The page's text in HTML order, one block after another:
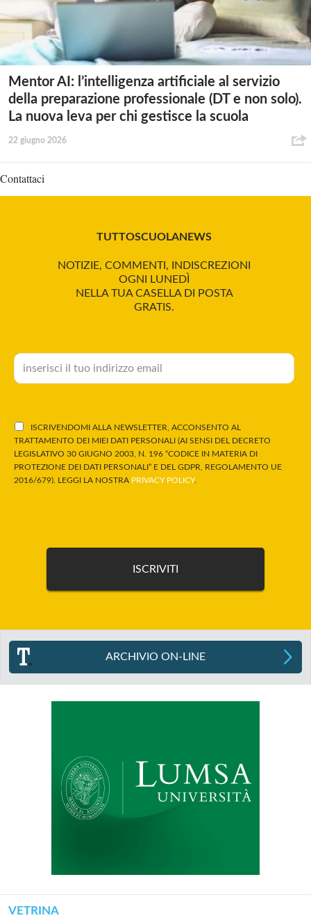
Mentor AI: l’intelligenza artificiale al servizio
della preparazione professionale (DT e non solo).
La nuova leva per chi gestisce la scuola
22 giugno 2026
Contattaci
TUTTOSCUOLANEWS
NOTIZIE, COMMENTI, INDISCREZIONI
OGNI LUNEDÌ
NELLA TUA CASELLA DI POSTA
GRATIS.
ISCRIVENDOMI ALLA NEWSLETTER, ACCONSENTO AL
TRATTAMENTO DEI MIEI DATI PERSONALI (AI SENSI DEL DECRETO
LEGISLATIVO 30 GIUGNO 2003, N. 196 “CODICE IN MATERIA DI
PROTEZIONE DEI DATI PERSONALI” E DEL GDPR, REGOLAMENTO UE
2016/679). LEGGI LA NOSTRA PRIVACY POLICY.
ARCHIVIO ON-LINE
VETRINA